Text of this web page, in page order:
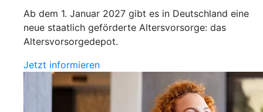
Ab dem 1. Januar 2027 gibt es in Deutschland eine
neue staatlich geförderte Altersvorsorge: das
Altersvorsorgedepot.
Jetzt informieren